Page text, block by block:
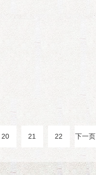
20 21 22 下一页